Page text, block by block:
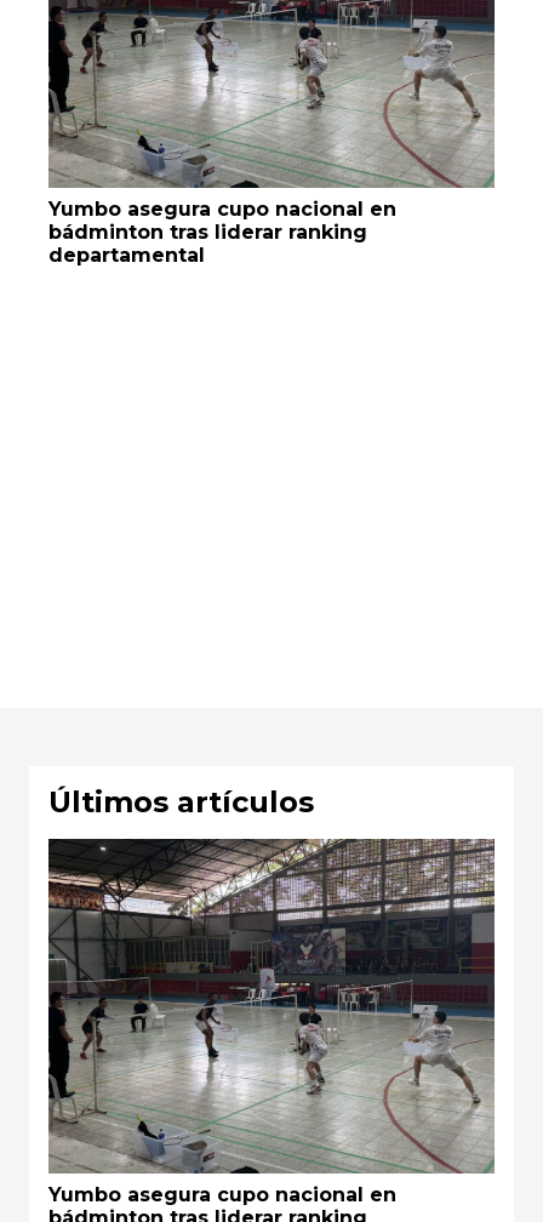
Yumbo asegura cupo nacional en
bádminton tras liderar ranking
departamental
Últimos artículos
Yumbo asegura cupo nacional en